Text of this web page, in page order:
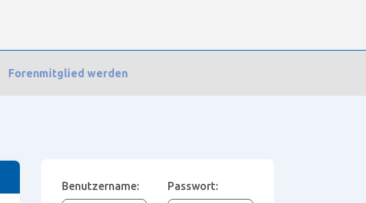
Forenmitglied werden
Benutzername: Passwort: